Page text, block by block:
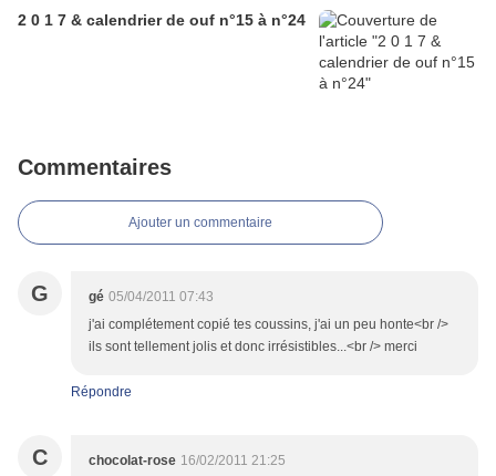
2 0 1 7 & calendrier de ouf n°15 à n°24
Commentaires
Ajouter un commentaire
G gé 05/04/2011 07:43
j'ai complétement copié tes coussins, j'ai un peu honte<br />
ils sont tellement jolis et donc irrésistibles...<br /> merci
Répondre
C chocolat-rose 16/02/2011 21:25